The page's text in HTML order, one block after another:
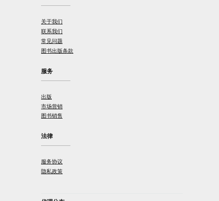
关于我们
联系我们
常见问题
图书出版条款
服务
出版
市场营销
图书销售
法律
服务协议
隐私政策